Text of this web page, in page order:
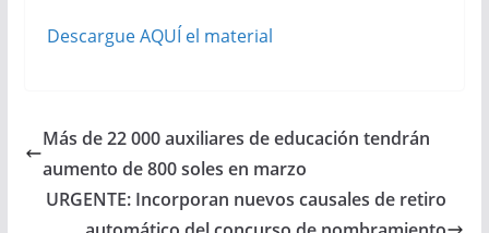
Descargue AQUÍ el material
Más de 22 000 auxiliares de educación tendrán
aumento de 800 soles en marzo
URGENTE: Incorporan nuevos causales de retiro